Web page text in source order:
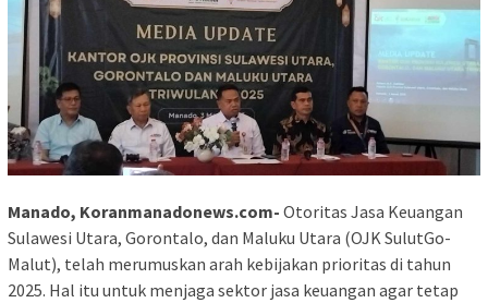
Manado, Koranmanadonews.com- Otoritas Jasa Keuangan
Sulawesi Utara, Gorontalo, dan Maluku Utara (OJK SulutGo-
Malut), telah merumuskan arah kebijakan prioritas di tahun
2025. Hal itu untuk menjaga sektor jasa keuangan agar tetap